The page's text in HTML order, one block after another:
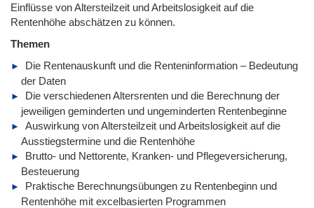
Einflüsse von Altersteilzeit und Arbeitslosigkeit auf die
Rentenhöhe abschätzen zu können.
Themen
Die Rentenauskunft und die Renteninformation – Bedeutung
der Daten
Die verschiedenen Altersrenten und die Berechnung der
jeweiligen geminderten und ungeminderten Rentenbeginne
Auswirkung von Altersteilzeit und Arbeitslosigkeit auf die
Ausstiegstermine und die Rentenhöhe
Brutto- und Nettorente, Kranken- und Pflegeversicherung,
Besteuerung
Praktische Berechnungsübungen zu Rentenbeginn und
Rentenhöhe mit excelbasierten Programmen